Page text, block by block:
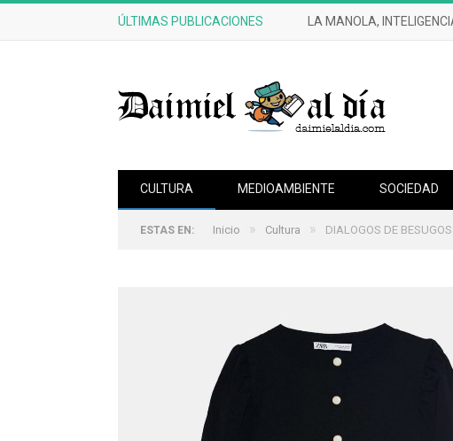
ÚLTIMAS PUBLICACIONES CRÓNICAS DE UN
CULTURA MEDIOAMBIENTE SOCIEDAD
ESTAS EN: Inicio » Cultura » DIALOGOS DE